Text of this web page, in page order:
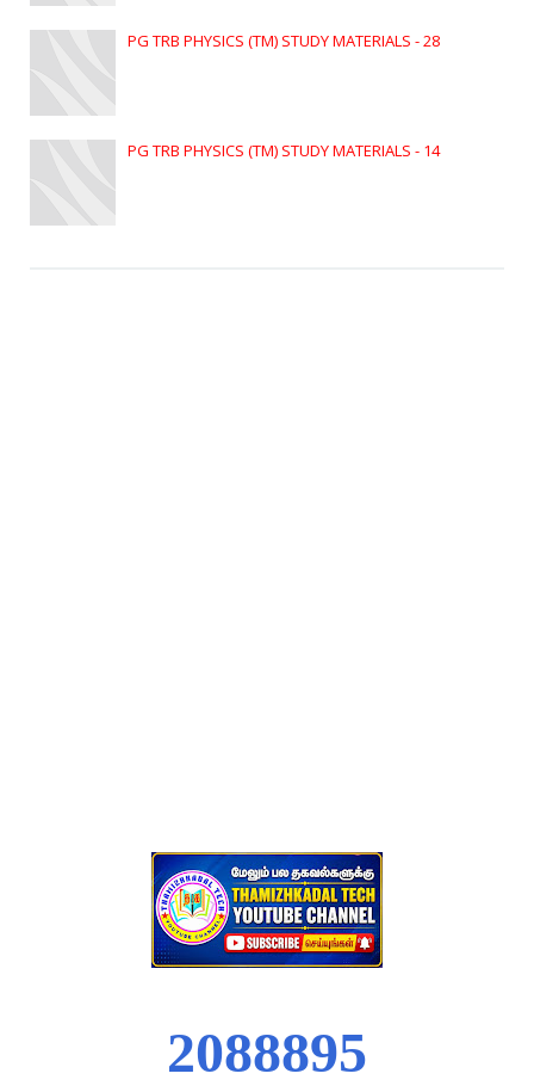
PG TRB PHYSICS (TM) STUDY MATERIALS - 28
PG TRB PHYSICS (TM) STUDY MATERIALS - 14
2088895